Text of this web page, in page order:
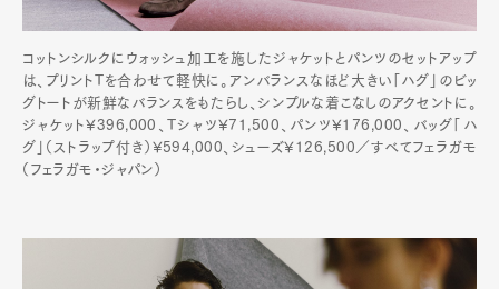
コットンシルクにウォッシュ加工を施したジャケットとパンツのセットアップ
は、プリントTを合わせて軽快に。アンバランスなほど大きい「ハグ」のビッ
グトートが新鮮なバランスをもたらし、シンプルな着こなしのアクセントに。
ジャケット¥396,000、Tシャツ¥71,500、パンツ¥176,000、バッグ「ハ
グ」（ストラップ付き）¥594,000、シューズ¥126,500／すべてフェラガモ
（フェラガモ・ジャパン）